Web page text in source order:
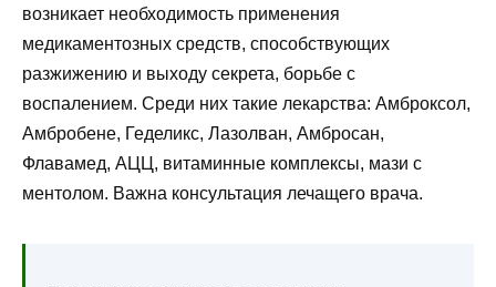
возникает необходимость применения
медикаментозных средств, способствующих
разжижению и выходу секрета, борьбе с
воспалением. Среди них такие лекарства: Амброксол,
Амбробене, Геделикс, Лазолван, Амбросан,
Флавамед, АЦЦ, витаминные комплексы, мази с
ментолом. Важна консультация лечащего врача.